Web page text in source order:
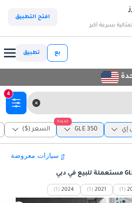
بسرعة أكبر
افتح التطبيق
بع تطبيق
4
إي
جديدة
GLE 350 السعر ($)
(1)
2021
(1)
2024
(1)